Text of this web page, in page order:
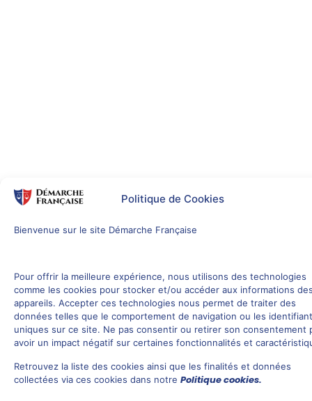
Politique de Cookies
Bienvenue sur le site Démarche Française
Pour offrir la meilleure expérience, nous utilisons des technologies
comme les cookies pour stocker et/ou accéder aux informations
appareils. Accepter ces technologies nous permet de traiter des
données telles que le comportement de navigation ou les
uniques sur ce site. Ne pas consentir ou retirer son consentement
avoir un impact négatif sur certaines fonctionnalités et
Retrouvez la liste des cookies ainsi que les finalités et données
collectées via ces cookies dans notre Politique cookies.